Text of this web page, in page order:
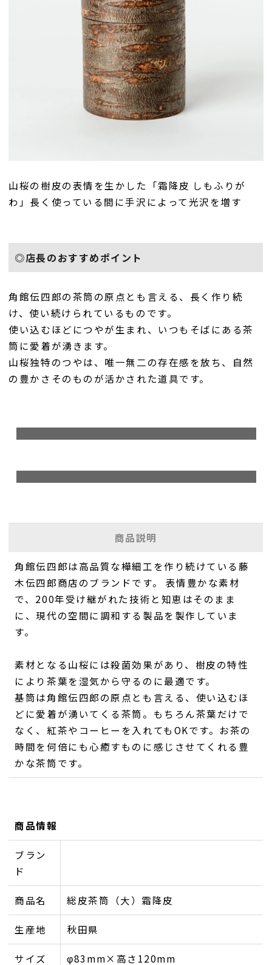
山桜の樹皮の表情を生かした「霜降皮 しもふりが
わ」長く使っている間に手沢によって光沢を増す
◎店長のおすすめポイント
角館伝四郎の茶筒の原点とも言える、長く作り続
け、使い続けられているものです。
使い込むほどにつやが生まれ、いつもそばにある茶
筒に愛着が湧きます。
山桜独特のつやは、唯一無二の存在感を放ち、自然
の豊かさそのものが活かされた道具です。
商品説明
角館伝四郎は高品質な樺細工を作り続けている藤
木伝四郎商店のブランドです。 表情豊かな素材
で、200年受け継がれた技術と知恵はそのまま
に、現代の空間に調和する製品を製作していま
す。
素材となる山桜には殺菌効果があり、樹皮の特性
により茶葉を湿気から守るのに最適です。
基筒は角館伝四郎の原点とも言える、使い込むほ
どに愛着が湧いてくる茶筒。もちろん茶葉だけで
なく、紅茶やコーヒーを入れてもOKです。お茶の
時間を何倍にも心癒すものに感じさせてくれる豊
かな茶筒です。
商品情報
ブラン
ド
商品名 総皮茶筒（大）霜降皮
生産地 秋田県
サイズ φ83mm×高さ120mm